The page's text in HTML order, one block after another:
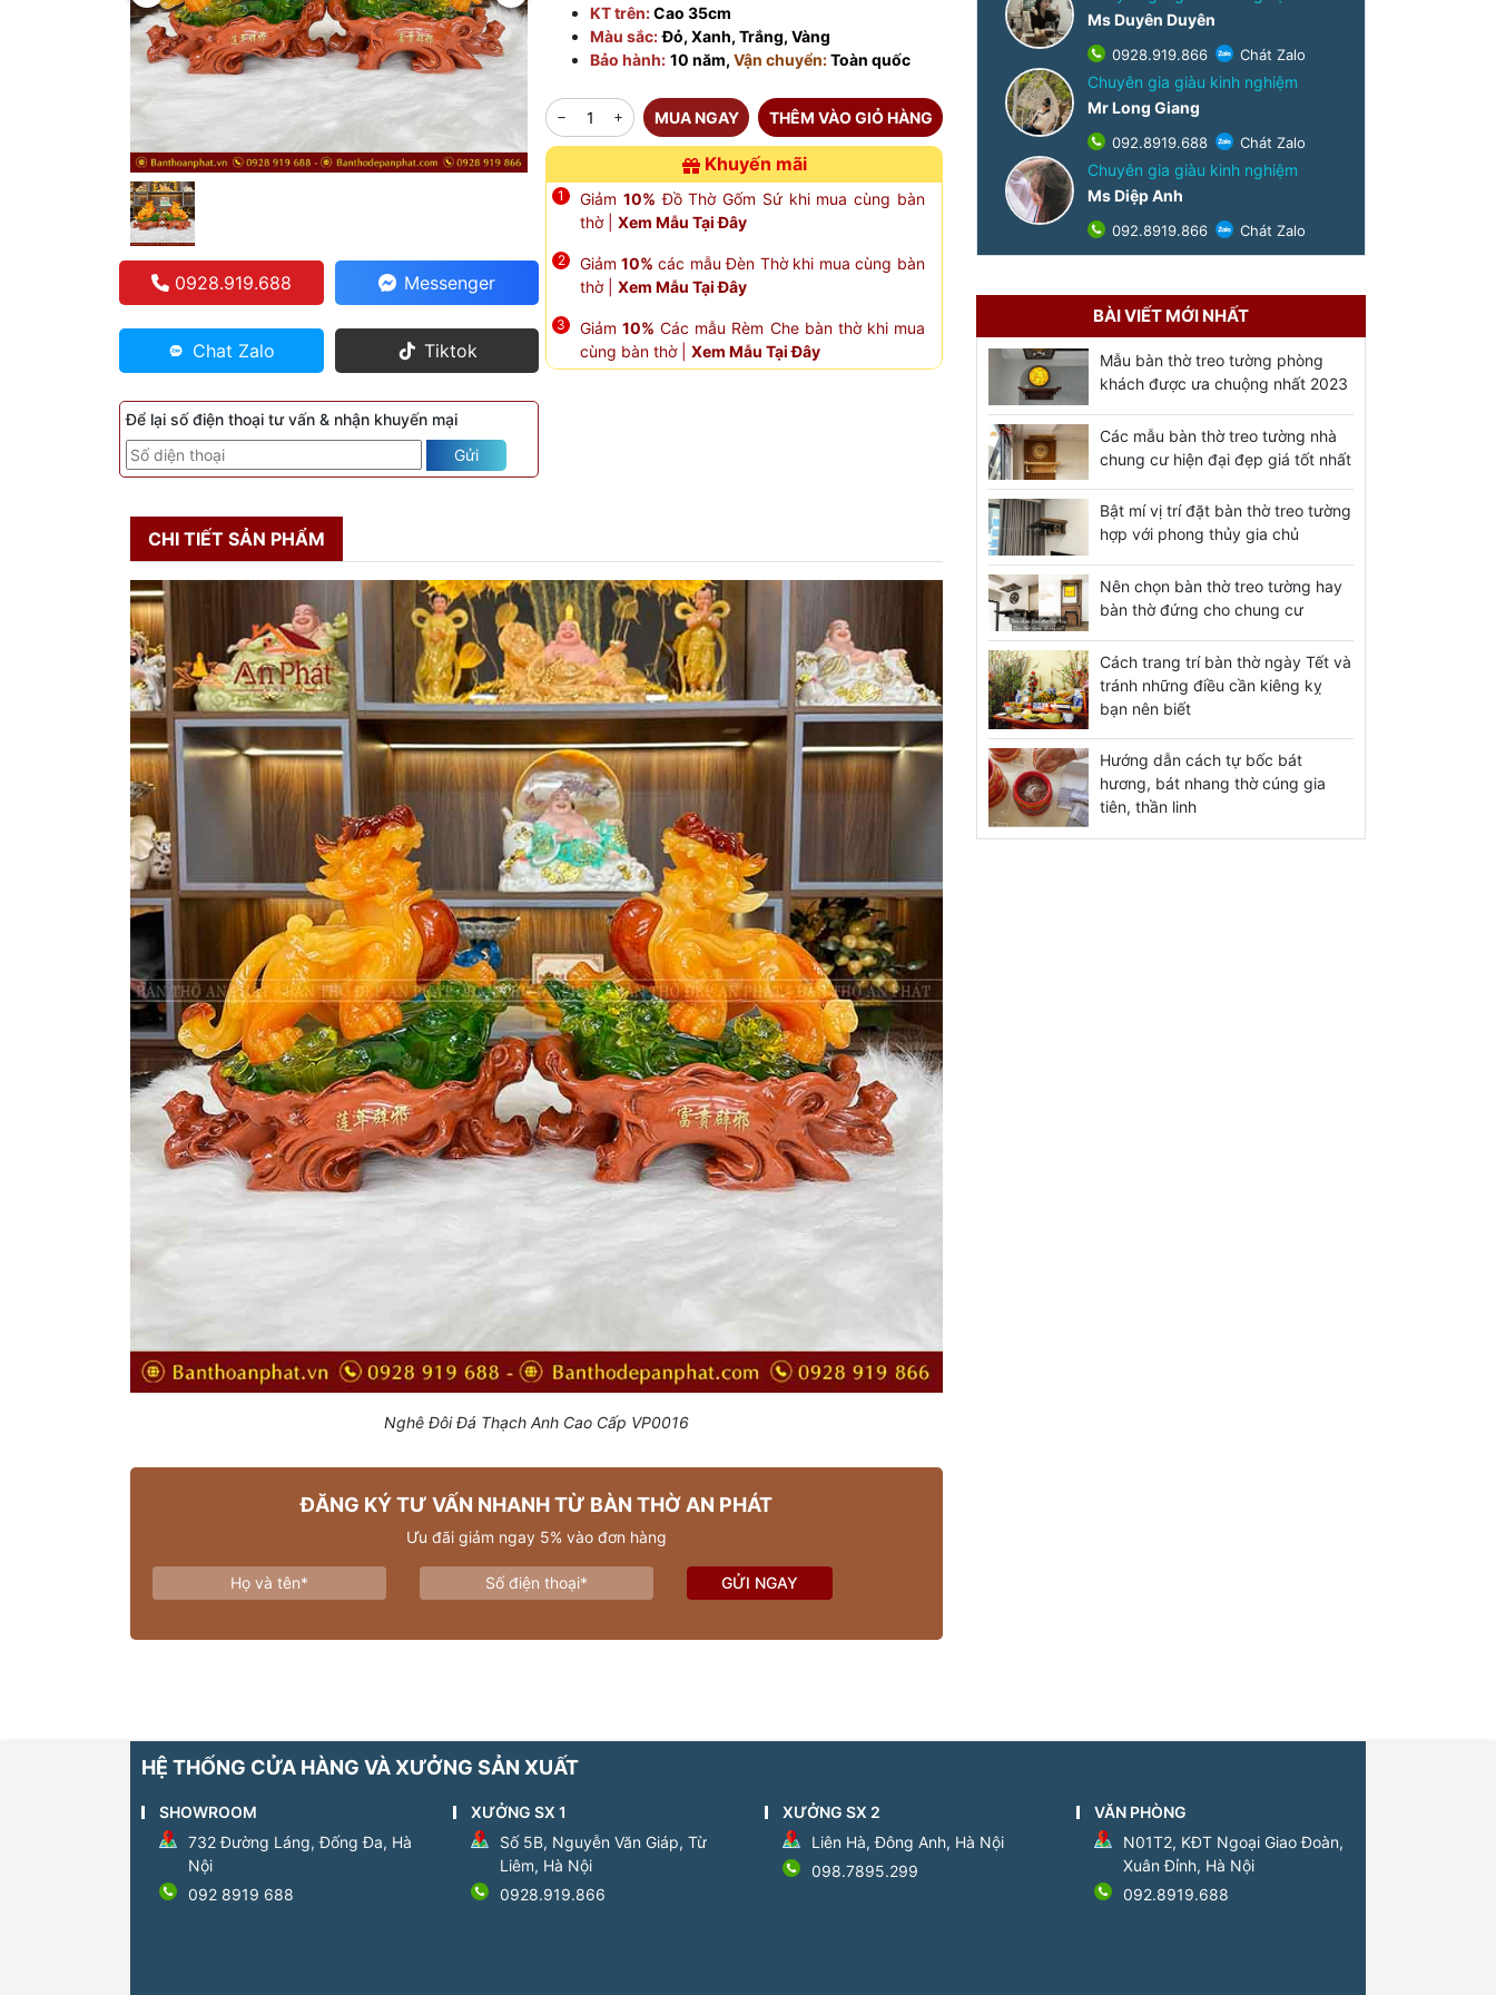
0928.919.688 Messenger
Chat Zalo Tiktok
Để lại số điện thoại tư vấn & nhận khuyến mại
Gửi
KT trên:Cao 35cm
Màu sắc: Đỏ, Xanh, Trắng, Vàng
Bảo hành: 10 năm, Vận chuyển:Toàn quốc
MUA NGAY THÊM VÀO GIỎ HÀNG
Khuyến mãi
Giảm 10% Đồ Thờ Gốm Sứ khi mua cùng bàn
thờ | Xem Mẫu Tại Đây
Giảm 10% các mẫu Đèn Thờ khi mua cùng bàn
thờ | Xem Mẫu Tại Đây
Giảm10% Các mẫu Rèm Che bàn thờ khi mua
cùng bàn thờ | Xem Mẫu Tại Đây
CHI TIẾT SẢN PHẨM
Nghê Đôi Đá Thạch Anh Cao Cấp VP0016
ĐĂNG KÝ TƯ VẤN NHANH TỪ BÀN THỜ AN PHÁT
Ưu đãi giảm ngay 5% vào đơn hàng
GỬI NGAY
Ms Duyên Duyên
0928.919.866 Chát Zalo
Chuyên gia giàu kinh nghiệm
Mr Long Giang
092.8919.688 Chát Zalo
Chuyên gia giàu kinh nghiệm
Ms Diệp Anh
092.8919.866 Chát Zalo
BÀI VIẾT MỚI NHẤT
Mẫu bàn thờ treo tường phòng
khách được ưa chuộng nhất 2023
Các mẫu bàn thờ treo tường nhà
chung cư hiện đại đẹp giá tốt nhất
Bật mí vị trí đặt bàn thờ treo tường
hợp với phong thủy gia chủ
Nên chọn bàn thờ treo tường hay
bàn thờ đứng cho chung cư
Cách trang trí bàn thờ ngày Tết và
tránh những điều cần kiêng kỵ
bạn nên biết
Hướng dẫn cách tự bốc bát
hương, bát nhang thờ cúng gia
tiên, thần linh
HỆ THỐNG CỬA HÀNG VÀ XƯỞNG SẢN XUẤT
SHOWROOM
732 Đường Láng, Đống Đa, Hà
Nội
092 8919 688
XƯỞNG SX 1
Số 5B, Nguyễn Văn Giáp, Từ
Liêm, Hà Nội
0928.919.866
XƯỞNG SX 2
Liên Hà, Đông Anh, Hà Nội
098.7895.299
VĂN PHÒNG
N01T2, KĐT Ngoại Giao Đoàn,
Xuân Đỉnh, Hà Nội
092.8919.688